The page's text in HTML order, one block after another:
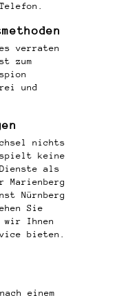
verraten
zum
und
nichts
keine
als
Marienberg
Nürnberg
Sie
wir Ihnen
bieten.
einem